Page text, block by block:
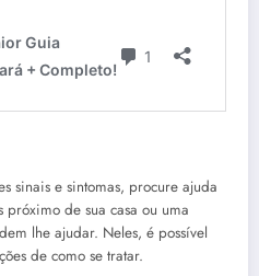
sinais e sintomas, procure ajuda
de sua casa ou uma
lhe ajudar. Neles, é possível
de como se tratar.